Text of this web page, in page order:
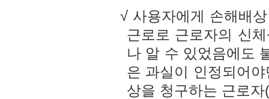
√ 사용자에게 손해배
근로로 근로자의 신
나 알 수 있었음에도
은 과실이 인정되어
상을 청구하는 근로